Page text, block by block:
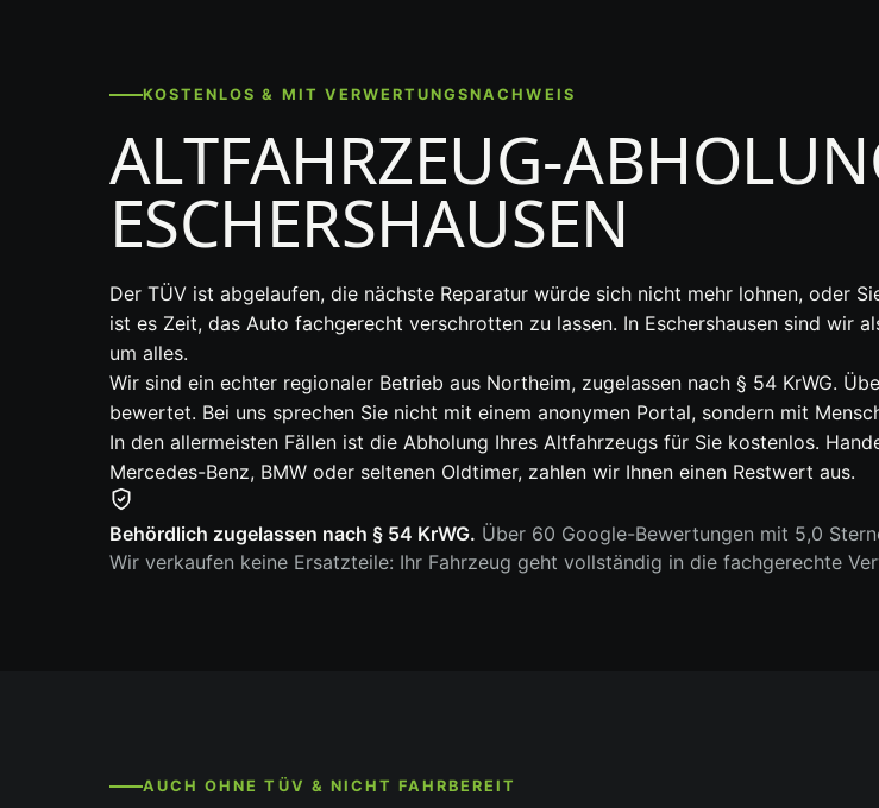
KOSTENLOS & MIT VERWERTUNGSNACHWEIS
ALTFAHRZEUG-
ESCHERSHAUSEN
Der TÜV ist abgelaufen, die nächste Reparatur würde sich nicht mehr lohnen, oder
ist es Zeit, das Auto fachgerecht verschrotten zu lassen. In Eschershausen sind wir
um alles.
Wir sind ein echter regionaler Betrieb aus Northeim, zugelassen nach § 54 KrWG.
bewertet. Bei uns sprechen Sie nicht mit einem anonymen Portal, sondern mit
In den allermeisten Fällen ist die Abholung Ihres Altfahrzeugs für Sie kostenlos.
Mercedes-Benz, BMW oder seltenen Oldtimer, zahlen wir Ihnen einen Restwert aus.
Behördlich zugelassen nach § 54 KrWG. Über 60 Google-Bewertungen mit 5,0
Wir verkaufen keine Ersatzteile: Ihr Fahrzeug geht vollständig in die fachgerechte
AUCH OHNE TÜV & NICHT FAHRBEREIT